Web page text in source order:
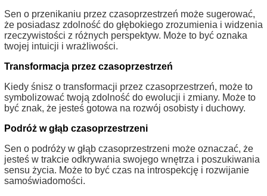
Sen o przenikaniu przez czasoprzestrzeń może sugerować,
że posiadasz zdolność do głębokiego zrozumienia i widzenia
rzeczywistości z różnych perspektyw. Może to być oznaka
twojej intuicji i wrażliwości.
Transformacja przez czasoprzestrzeń
Kiedy śnisz o transformacji przez czasoprzestrzeń, może to
symbolizować twoją zdolność do ewolucji i zmiany. Może to
być znak, że jesteś gotowa na rozwój osobisty i duchowy.
Podróż w głąb czasoprzestrzeni
Sen o podróży w głąb czasoprzestrzeni może oznaczać, że
jesteś w trakcie odkrywania swojego wnętrza i poszukiwania
sensu życia. Może to być czas na introspekcję i rozwijanie
samoświadomości.